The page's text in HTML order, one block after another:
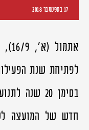
17 בספטמבר 2018
לפתיחת שנת
בסימן 20
חדש של המועצה